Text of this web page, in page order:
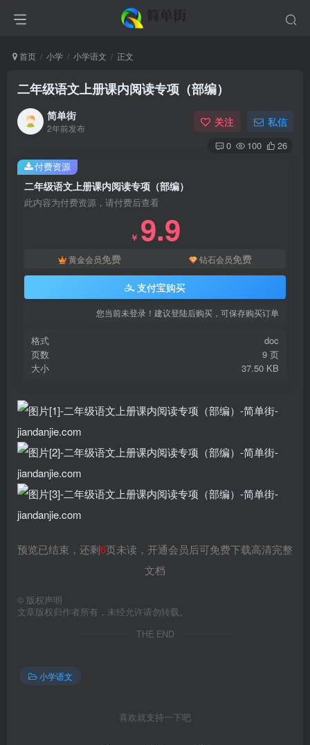
首页 小学 小学语文 正文
二年级语文上册课内阅读专项（部编）
简单街
2年前发布 关注 私信
0 100 26
二年级语文上册课内阅读专项（部编）
此内容为付费资源，请付费后查看
￥ 9.9
黄金会员免费 钻石会员免费
支付宝购买
您当前未登录！建议登陆后购买，可保存购买订单
格式
doc
页数
9 页
大小
37.50 KB
付费资源
预览已结束，还剩6页未读，开通会员后可免费下载高清完整
文档
© 版权声明
文章版权归作者所有，未经允许请勿转载。
THE END
小学语文
喜欢就支持一下吧